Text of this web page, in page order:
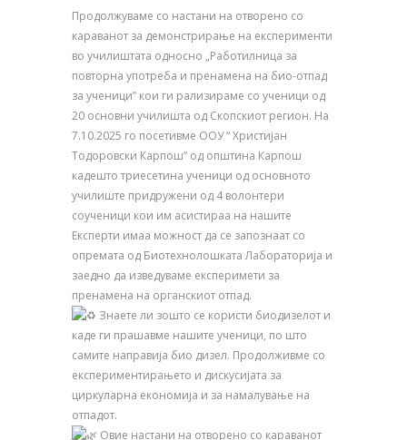
Продолжуваме со настани на отворено со
караванот за демонстрирање на експерименти
во училиштата односно „Работилница за
повторна употреба и пренамена на био-отпад
за ученици” кои ги рализираме со ученици од
20 основни училишта од Скопскиот регион. На
7.10.2025 го посетивме ООУ “ Христијан
Тодоровски Карпош” од општина Карпош
кадешто триесетина ученици од основното
училиште придружени од 4 волонтери
соученици кои им асистираа на нашите
Експерти имаа можност да се запознаат со
опремата од Биотехнолошката Лабораторија и
заедно да изведуваме експеримети за
пренамена на органскиот отпад.
Знаете ли зошто се користи биодизелот и
каде ги прашавме нашите ученици, по што
самите направија био дизел. Продолживме со
експериментирањето и дискусијата за
циркуларна економија и за намалување на
отпадот.
Овие настани на отворено со караванот